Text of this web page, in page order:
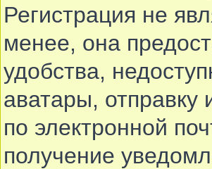
Регистрация не
менее, она
удобства,
аватары,
по электронной
получение